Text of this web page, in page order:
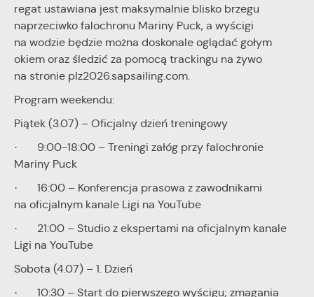
regat ustawiana jest maksymalnie blisko brzegu
naprzeciwko falochronu Mariny Puck, a wyścigi
na wodzie będzie można doskonale oglądać gołym
okiem oraz śledzić za pomocą trackingu na żywo
na stronie plz2026.sapsailing.com.
Program weekendu:
Piątek (3.07) – Oficjalny dzień treningowy
· 9:00-18:00 – Treningi załóg przy falochronie
Mariny Puck
· 16:00 – Konferencja prasowa z zawodnikami
na oficjalnym kanale Ligi na YouTube
· 21:00 – Studio z ekspertami na oficjalnym kanale
Ligi na YouTube
Sobota (4.07) – 1. Dzień
· 10:30 – Start do pierwszego wyścigu; zmagania